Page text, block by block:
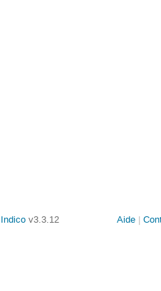
Indico v3.3.12 Aide